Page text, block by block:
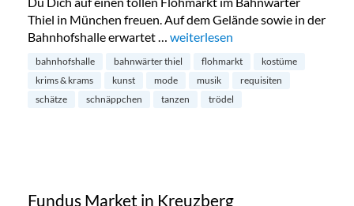
Thiel in München freuen. Auf dem Gelände sowie in der
Bahnhofshalle erwartet … „Krims & Krams im Bahnwärter
weiterlesen
bahnhofshalle bahnwärter thiel flohmarkt
kostüme
krims & krams
kunst mode musik
requisiten
schätze
schnäppchen tanzen trödel
Fundus Market in Kreuzberg